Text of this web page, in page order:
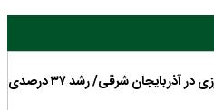
پرداخت ۸.۵ همت تسهیلات کشاورزی در آذربایجان شرقی/ رشد ۳۷ درصدی